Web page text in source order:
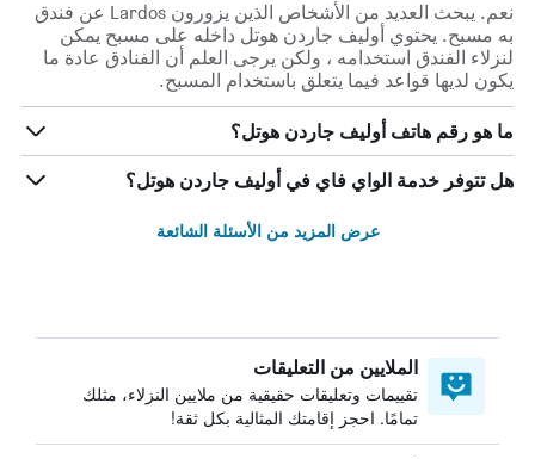
نعم. يبحث العديد من الأشخاص الذين يزورون Lardos عن فندق
به مسبح. يحتوي أوليف جاردن هوتل داخله على مسبح يمكن
لنزلاء الفندق استخدامه ، ولكن يرجى العلم أن الفنادق عادة ما
يكون لديها قواعد فيما يتعلق باستخدام المسبح.
ما هو رقم هاتف أوليف جاردن هوتل؟
هل تتوفر خدمة الواي فاي في أوليف جاردن هوتل؟
عرض المزيد من الأسئلة الشائعة
الملايين من التعليقات
تقييمات وتعليقات حقيقية من ملايين النزلاء، مثلك
تمامًا. احجز إقامتك المثالية بكل ثقة!